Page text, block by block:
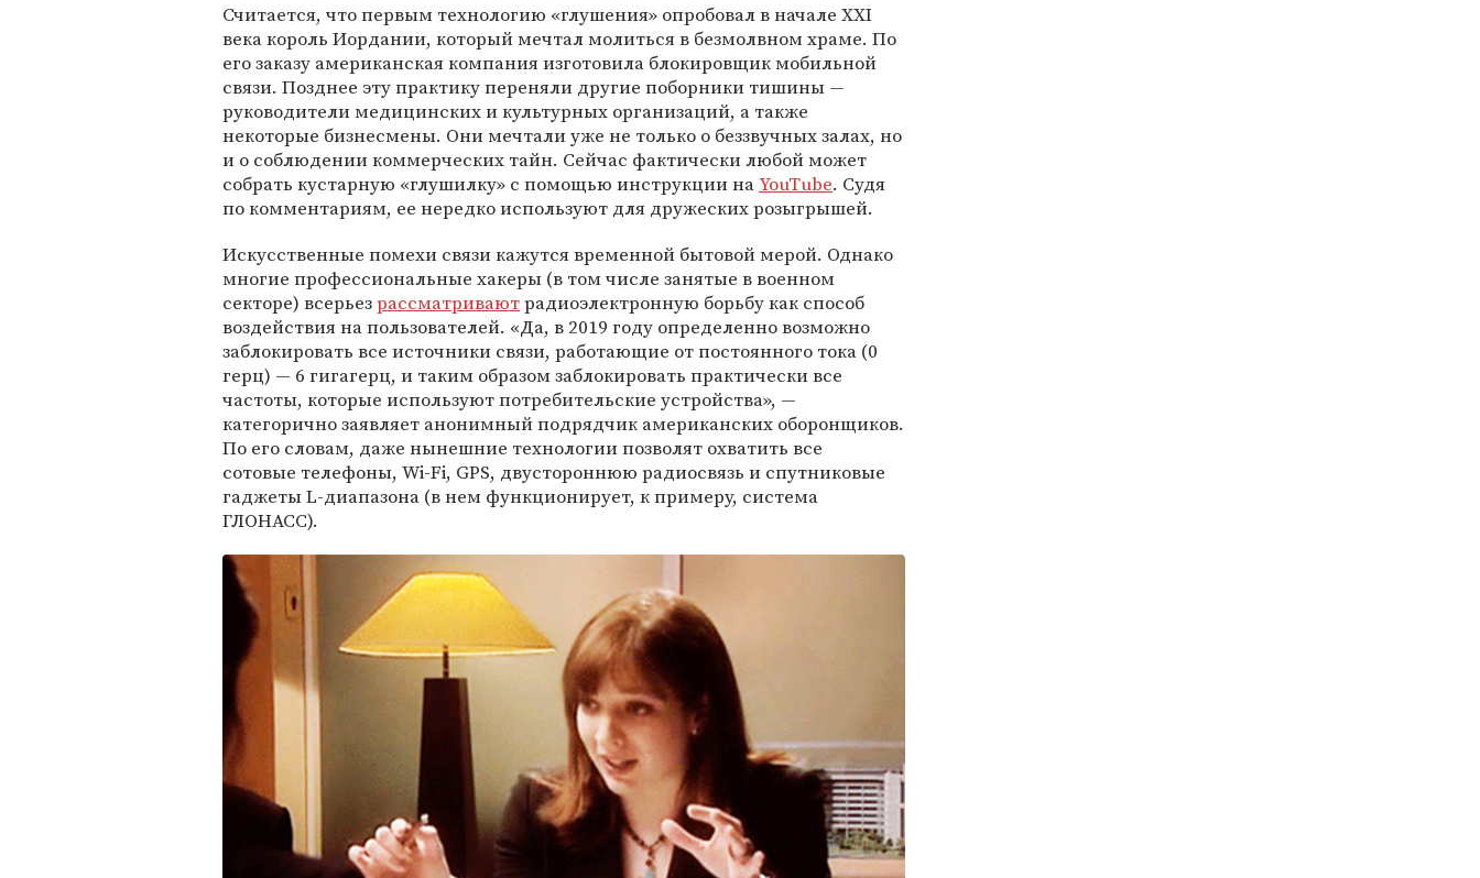
Считается, что первым технологию «глушения» опробовал в начале ХХI
века король Иордании, который мечтал молиться в безмолвном храме. По
его заказу американская компания изготовила блокировщик мобильной
связи. Позднее эту практику переняли другие поборники тишины —
руководители медицинских и культурных организаций, а также
некоторые бизнесмены. Они мечтали уже не только о беззвучных залах, но
и о соблюдении коммерческих тайн. Сейчас фактически любой может
собрать кустарную «глушилку» с помощью инструкции наYouTube. Судя
по комментариям, ее нередко используют для дружеских розыгрышей.
Искусственные помехи связи кажутся временной бытовой мерой. Однако
многие профессиональные хакеры (в том числе занятые в военном
секторе) всерьезрассматриваютрадиоэлектронную борьбу как способ
воздействия на пользователей. «Да, в 2019 году определенно возможно
заблокировать все источники связи, работающие от постоянного тока (0
герц) — 6 гигагерц, и таким образом заблокировать практически все
частоты, которые используют потребительские устройства», —
категорично заявляет анонимный подрядчик американских оборонщиков.
По его словам, даже нынешние технологии позволят охватить все
сотовые телефоны, Wi-Fi, GPS, двустороннюю радиосвязь и спутниковые
гаджеты L-диапазона (в нем функционирует, к примеру, система
ГЛОНАСС).